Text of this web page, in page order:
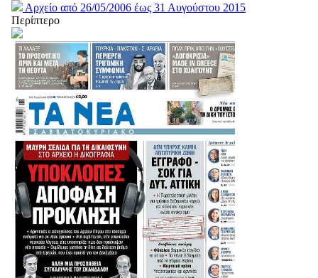
Αρχείο από 26/05/2006 έως 31 Αυγούστου 2015
Περίπτερο